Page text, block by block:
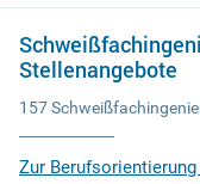
Stellenangebote
157
Zur